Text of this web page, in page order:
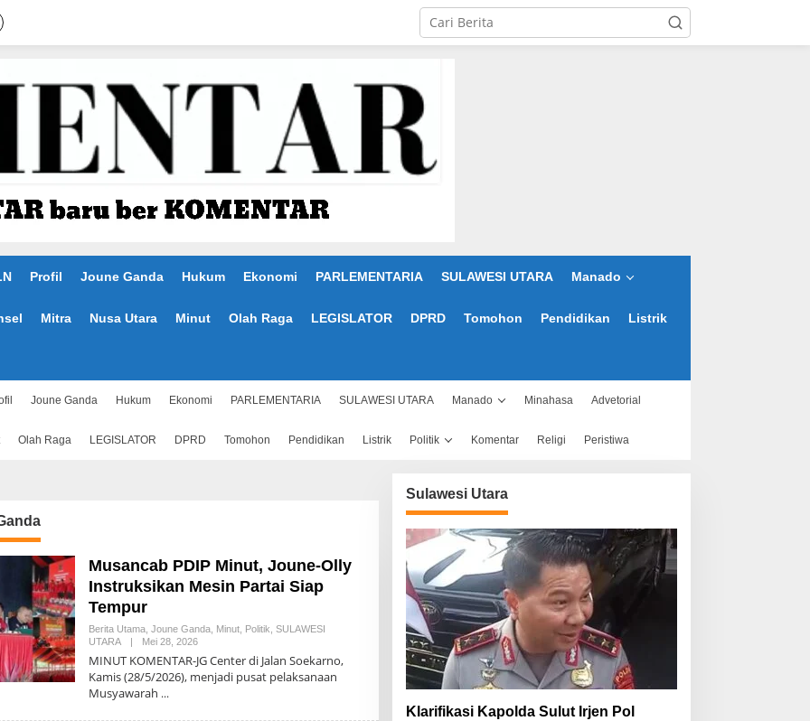
Profil Joune Ganda Hukum Ekonomi PARLEMENTARIA SULAWESI UTARA Manado
Mitra Nusa Utara Minut Olah Raga LEGISLATOR DPRD Tomohon Pendidikan Listrik
Joune Ganda Hukum Ekonomi PARLEMENTARIA SULAWESI UTARA Manado Minahasa Advetorial
Olah Raga LEGISLATOR DPRD Tomohon Pendidikan Listrik Politik Komentar Religi Peristiwa
Musancab PDIP Minut, Joune-Olly
Instruksikan Mesin Partai Siap
Tempur
Berita Utama, Joune Ganda, Minut, Politik SULAWESI
UTARA
| Mei 28, 2026Oleh
MINUT KOMENTAR-JG Center di Jalan Soekarno,
Kamis (28/5/2026), menjadi pusat pelaksanaan
Musyawarah
Sulawesi Utara
Klarifikasi Kapolda Sulut Irjen Pol